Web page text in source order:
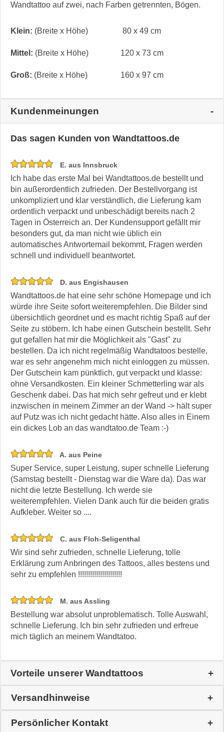
Wandtattoo auf zwei, nach Farben getrennten, Bögen.
Klein: (Breite x Höhe) 80 x 49 cm
Mittel: (Breite x Höhe) 120 x 73 cm
Groß: (Breite x Höhe) 160 x 97 cm
Kundenmeinungen
Das sagen Kunden von Wandtattoos.de
E. aus Innsbruck
Ich habe das erste Mal bei Wandtattoos.de bestellt und
bin außerordentlich zufrieden. Der Bestellvorgang ist
unkompliziert und klar verständlich, die Lieferung kam
ordentlich verpackt und unbeschädigt bereits nach 2
Tagen in Österreich an. Der Kundensupport gefällt mir
besonders gut, da man nicht wie üblich ein
automatisches Antwortemail bekommt, Fragen werden
schnell und individuell beantwortet.
D. aus Engishausen
Wandtattoos.de hat eine sehr schöne Homepage und ich
würde ihre Seite sofort weiterempfehlen. Die Bilder sind
übersichtlich geordnet und es macht richtig Spaß auf der
Seite zu stöbern. Ich habe einen Gutschein bestellt. Sehr
gut gefallen hat mir die Möglichkeit als "Gast" zu
bestellen. Da ich nicht regelmäßig Wandtatoos bestelle,
war es sehr angenehm mich nicht einloggen zu müssen.
Der Gutschein kam pünktlich, gut verpackt und klasse:
ohne Versandkosten. Ein kleiner Schmetterling war als
Geschenk dabei. Das hat mich sehr gefreut und er klebt
inzwischen in meinem Zimmer an der Wand -> hält super
auf Putz was ich nicht gedacht hätte. Also alles in Einem
ein dickes Lob an das wandtatoo.de Team :-)
A. aus Peine
Super Service, super Leistung, super schnelle Lieferung
(Samstag bestellt - Dienstag war die Ware da). Das war
nicht die letzte Bestellung. Ich werde sie
weiterempfehlen. Vielen Dank auch für die beiden gratis
Aufkleber. Weiter so ....
C. aus Floh-Seligenthal
Wir sind sehr zufrieden, schnelle Lieferung, tolle
Erklärung zum Anbringen des Tattoos, alles bestens und
sehr zu empfehlen !!!!!!!!!!!!!!!!!!!!!!
M. aus Assling
Bestellung war absolut unproblematisch. Tolle Auswahl,
schnelle Lieferung. Ich bin sehr zufrieden und erfreue
mich täglich an meinem Wandtatoo.
Vorteile unserer Wandtattoos
Versandhinweise
Persönlicher Kontakt